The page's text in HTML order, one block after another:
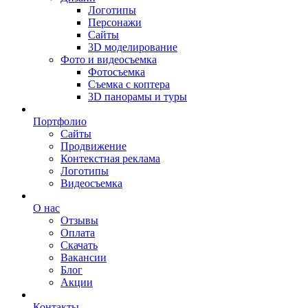
Логотипы
Персонажи
Сайты
3D моделирование
Фото и видеосъемка
Фотосъемка
Съемка с коптера
3D панорамы и туры
Портфолио
Сайты
Продвижение
Контекстная реклама
Логотипы
Видеосъемка
О нас
Отзывы
Оплата
Скачать
Вакансии
Блог
Акции